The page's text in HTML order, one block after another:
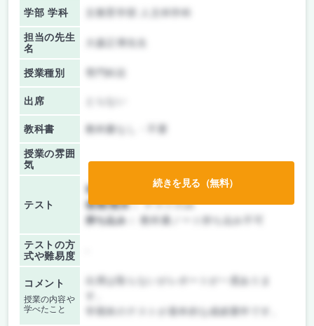
学部 学科
担当の先生
名
大森正博先生
授業種別
出席
教科書 教科書なし・不要
授業の雰囲
気
テスト
前期/中間：
レポートのみ
後期/期末：テストのみ
持ち込み：
教科書ノート持ち込み不可
テストの方
式や難易度
コメント
授業の内容や
学べたこと
出席は取らないがレポートが一度ありま
学期末のテストが基本的な成績要件です。
続きを見る（無料）